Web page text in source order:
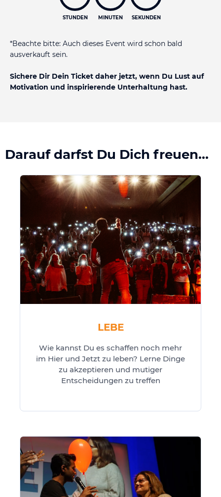
STUNDEN MINUTEN SEKUNDEN
*Beachte bitte: Auch dieses Event wird schon bald
ausverkauft sein.
Sichere Dir Dein Ticket daher jetzt, wenn Du Lust auf
Motivation und inspirierende Unterhaltung hast.
Darauf darfst Du Dich freuen...
LEBE
Wie kannst Du es schaffen noch mehr
im Hier und Jetzt zu leben? Lerne Dinge
zu akzeptieren und mutiger
Entscheidungen zu treffen